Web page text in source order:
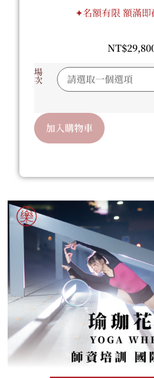
✦名額有限 額滿即
NT$
場
次
加入購物車